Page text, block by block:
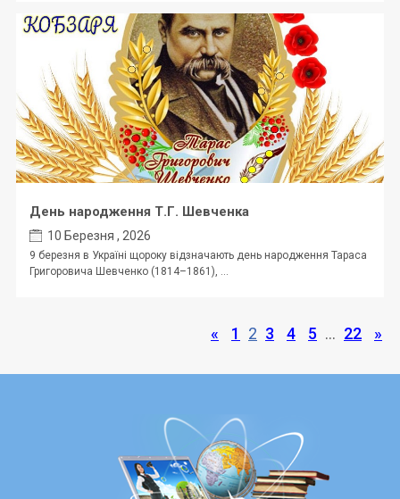
День народження Т.Г. Шевченка
10 Березня , 2026
9 березня в Україні щороку відзначають день народження Тараса
Григоровича Шевченко (1814–1861), ...
« 1 2 3 4 5 … 22 »